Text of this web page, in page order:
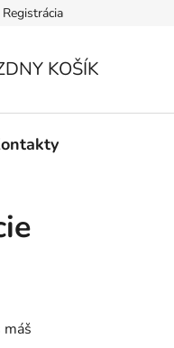
Registrácia
KOŠÍK
máš